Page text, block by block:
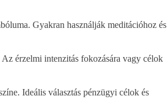
Gyakran használják meditációhoz és
Az érzelmi intenzitás fokozására vagy célok
Ideális választás pénzügyi célok és